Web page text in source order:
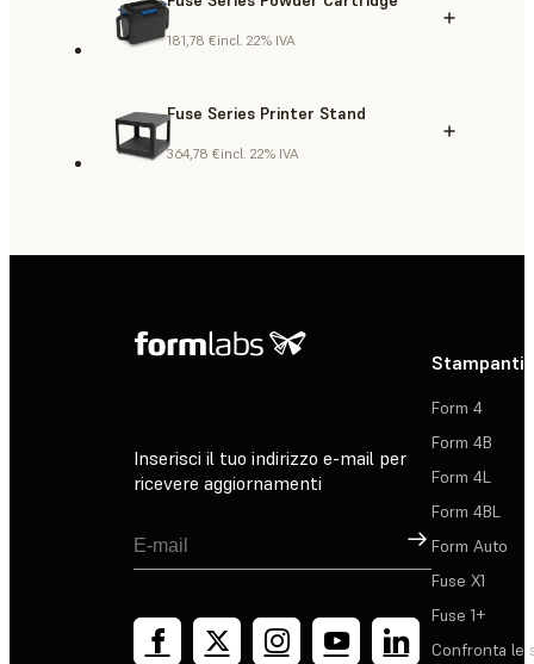
181,78 €incl. 22% IVA
Fuse Series Printer Stand
364,78 €incl. 22% IVA
Inserisci il tuo indirizzo e-mail per
ricevere aggiornamenti
Registrati
Stampanti
Form 4
Form 4B
Form 4L
Form 4BL
Form Auto
Fuse X1
Fuse 1+
Confronta le